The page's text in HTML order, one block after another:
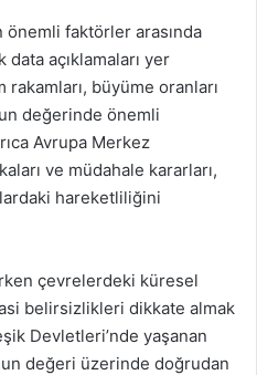
önemli faktörler arasında
açıklamaları yer
büyüme oranları
değerinde önemli
Avrupa Merkez
ve müdahale kararları,
hareketliliğini
çevrelerdeki küresel
belirsizlikleri dikkate almak
Devletleri’nde yaşanan
değeri üzerinde doğrudan